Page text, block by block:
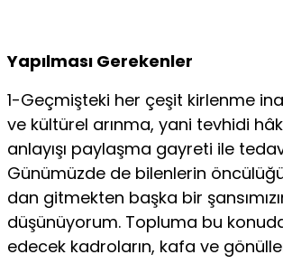
Yapılması Gerekenler
1-Geçmişteki her çeşit kirlenme
ve kültürel arınma, yani tevhidi
anlayışı paylaşma gayreti ile
Günümüzde de bilenlerin
dan gitmekten başka bir
düşünüyorum. Topluma bu
edecek kadroların, kafa ve